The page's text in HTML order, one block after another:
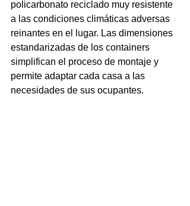
policarbonato reciclado muy resistente
a las condiciones climáticas adversas
reinantes en el lugar. Las dimensiones
estandarizadas de los containers
simplifican el proceso de montaje y
permite adaptar cada casa a las
necesidades de sus ocupantes.